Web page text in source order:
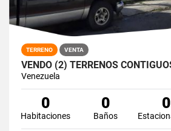
TERRENO VENTA
Venezuela
0
Habitaciones
0
Baños
0